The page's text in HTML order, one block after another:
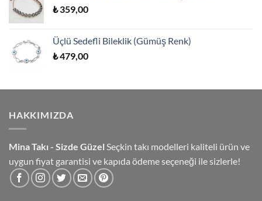
₺359,00
Üçlü Sedefli Bileklik (Gümüş Renk)
₺479,00
HAKKIMIZDA
Mina Takı - Sizde Güzel Seçkin takı modelleri kaliteli ürün ve
uygun fiyat garantisi ve kapıda ödeme seçeneği ile sizlerle!